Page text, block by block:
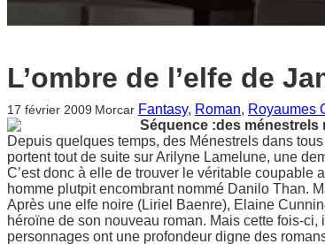
L’ombre de l’elfe de
17 février 2009 Morcar Fantasy, Roman, Royaumes
Séquence :des ménestrels
Depuis quelques temps, des Ménestrels dans
portent tout de suite sur Arilyne Lamelune, une
C’est donc à elle de trouver le véritable coupable
homme plutpit encombrant nommé Danilo Than.
Après une elfe noire (Liriel Baenre), Elaine
héroïne de son nouveau roman. Mais cette fois-
personnages ont une profondeur digne des